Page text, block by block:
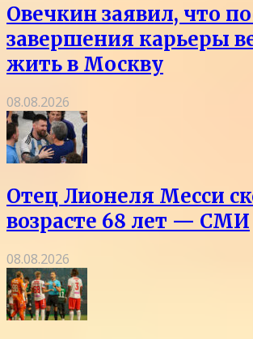
Овечкин заявил, что
завершения карьеры
жить в Москву
08.08.2026
Отец Лионеля Месси
возрасте 68 лет — СМИ
08.08.2026